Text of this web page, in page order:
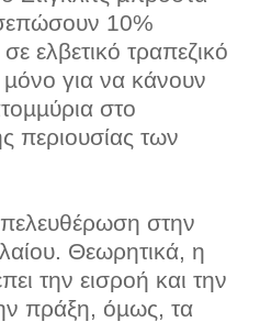
10%
ελβετικό τραπεζικό
για να κάνουν
στο
περιουσίας των
στην
Θεωρητικά, η
την εισροή και την
πράξη, όµως, τα